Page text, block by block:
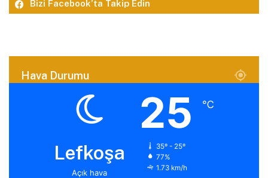
Bizi Facebook’ta Takip Edin
Hava Durumu
Lefkoşa
Açık hava
25 ℃
35º - 25º
77%
1.73 km/h